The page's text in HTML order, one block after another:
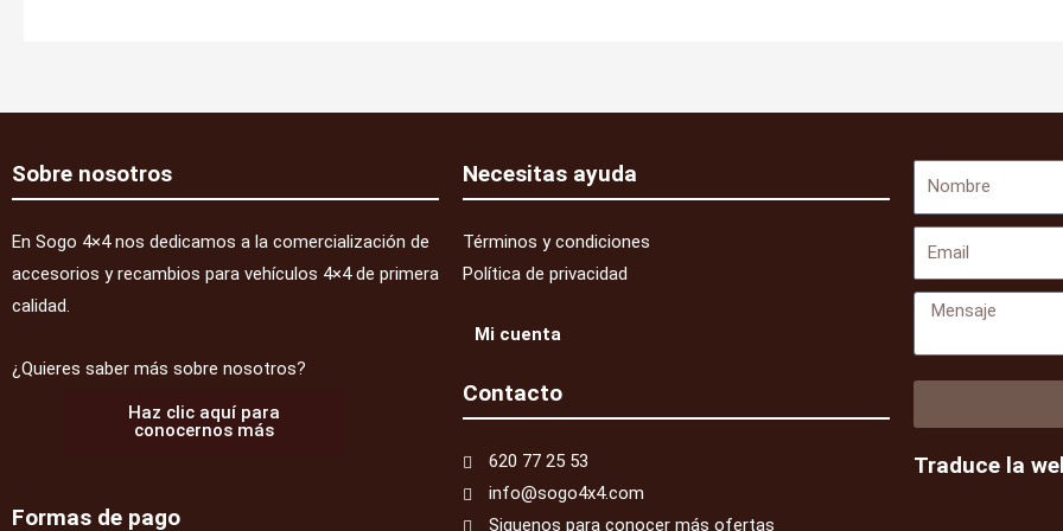
Sobre nosotros
En Sogo 4×4 nos dedicamos a la comercialización de
accesorios y recambios para vehículos 4×4 de primera
calidad.
¿Quieres saber más sobre nosotros?
Haz clic aquí para
conocernos más
Formas de pago
Necesitas ayuda
Términos y condiciones
Política de privacidad
Mi cuenta
Contacto
620 77 25 53
info@sogo4x4.com
Siguenos para conocer más ofertas
Nombre
Mensaje
Traduce la